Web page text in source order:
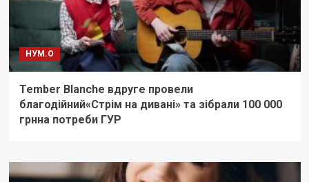
НУМ.О
Tember Blanche вдруге провели
благодійний«Стрім на дивані» та зібрали 100 000
грнна потреби ГУР